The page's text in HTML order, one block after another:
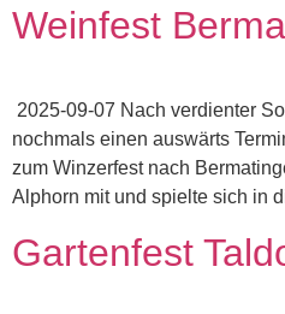
Weinfest
2025-09-07 Nach verdienter
nochmals einen auswärts
zum Winzerfest nach
Alphorn mit und spielte sich in
Gartenfest